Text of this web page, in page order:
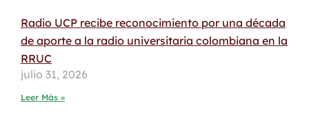
Radio UCP recibe reconocimiento por una década
de aporte a la radio universitaria colombiana en la
RRUC
julio 31, 2026
Leer Más »